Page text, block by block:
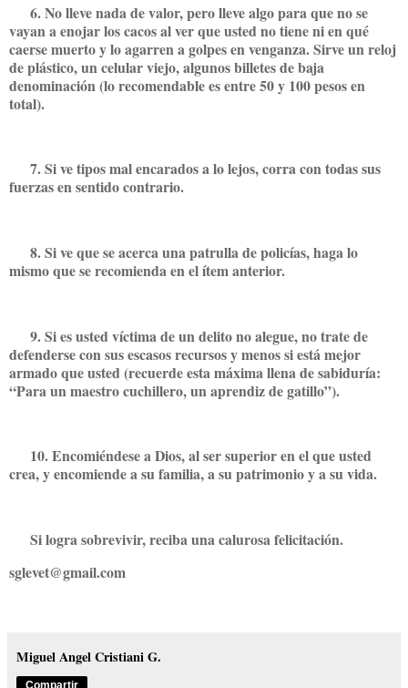
6. No lleve nada de valor, pero lleve algo para que no se
vayan a enojar los cacos al ver que usted no tiene ni en qué
caerse muerto y lo agarren a golpes en venganza. Sirve un reloj
de plástico, un celular viejo, algunos billetes de baja
denominación (lo recomendable es entre 50 y 100 pesos en
total).
7. Si ve tipos mal encarados a lo lejos, corra con todas sus
fuerzas en sentido contrario.
8. Si ve que se acerca una patrulla de policías, haga lo
mismo que se recomienda en el ítem anterior.
9. Si es usted víctima de un delito no alegue, no trate de
defenderse con sus escasos recursos y menos si está mejor
armado que usted (recuerde esta máxima llena de sabiduría:
“Para un maestro cuchillero, un aprendiz de gatillo”).
10. Encomiéndese a Dios, al ser superior en el que usted
crea, y encomiende a su familia, a su patrimonio y a su vida.
Si logra sobrevivir, reciba una calurosa felicitación.
sglevet@gmail.com
Miguel Angel Cristiani G.
Compartir